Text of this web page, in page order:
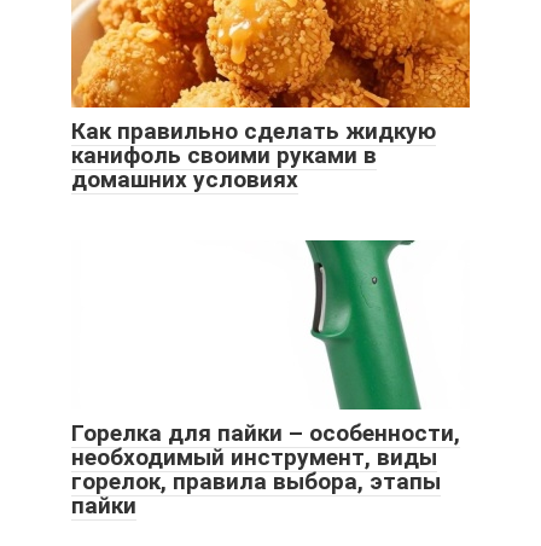
Как правильно сделать жидкую
канифоль своими руками в
домашних условиях
Горелка для пайки – особенности,
необходимый инструмент, виды
горелок, правила выбора, этапы
пайки